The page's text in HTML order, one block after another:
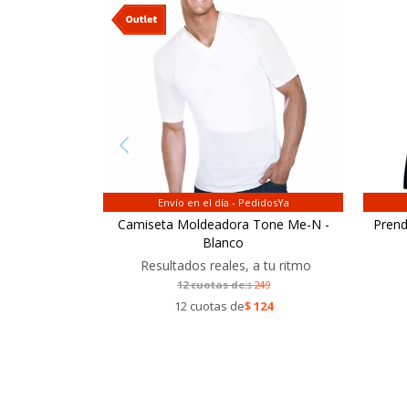
Envío en el día - PedidosYa
Camiseta Moldeadora Tone Me-N -
Blanco
Resultados reales, a tu ritmo
12 cuotas de:$249
12 cuotas de$124